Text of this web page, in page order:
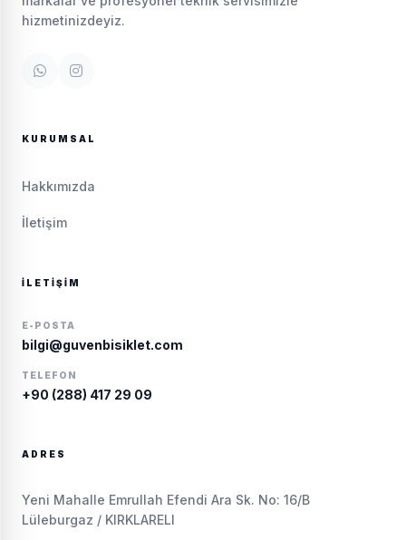
hizmetinizdeyiz.
KURUMSAL
Hakkımızda
İletişim
İLETIŞIM
E-POSTA
bilgi@guvenbisiklet.com
TELEFON
+90 (288) 417 29 09
ADRES
Yeni Mahalle Emrullah Efendi Ara Sk. No: 16/B
Lüleburgaz / KIRKLARELI